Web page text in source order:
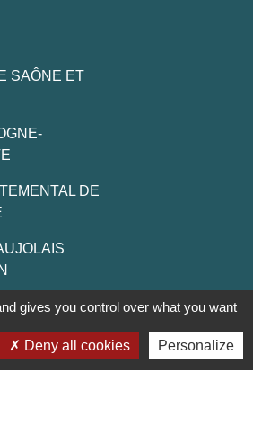
SAÔNE ET
DE
gives you control over what you want
Deny all cookies Personalize